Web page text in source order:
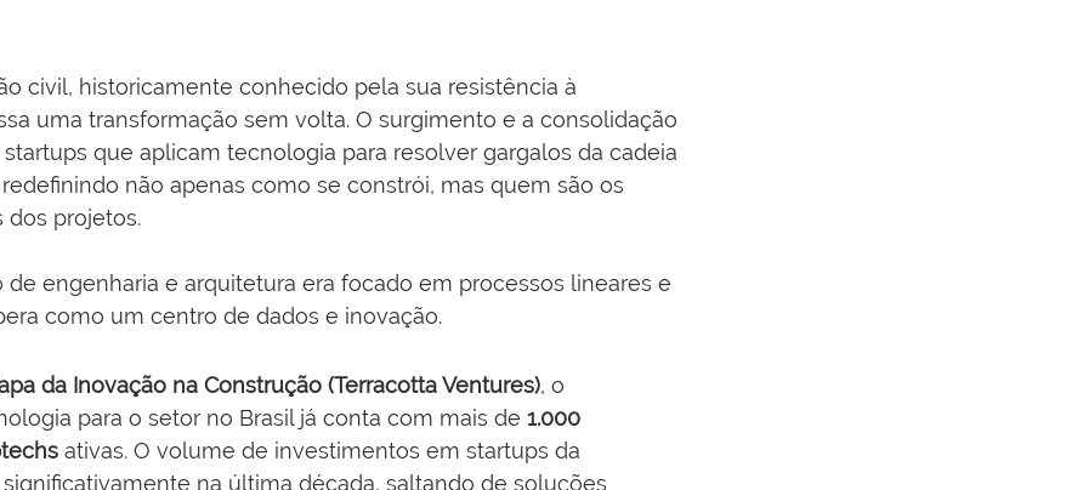
civil, historicamente conhecido pela sua resistência à
uma transformação sem volta. O surgimento e a consolidação
que aplicam tecnologia para resolver gargalos da cadeia
não apenas como se constrói, mas quem são os
dos projetos.
de engenharia e arquitetura era focado em processos lineares e
como um centro de dados e inovação.
da Inovação na Construção (Terracotta Ventures), o
para o setor no Brasil já conta com mais de 1.000
ativas. O volume de investimentos em startups da
na última década, saltando de soluções